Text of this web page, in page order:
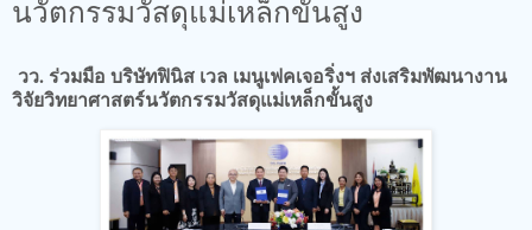
นวัตกรรมวัสดุแม่เหล็กขั้นสูง
วว. ร่วมมือ บริษัทฟินิส เวล เมนูเฟคเจอริ่งฯ ส่งเสริมพัฒนางาน
วิจัยวิทยาศาสตร์นวัตกรรมวัสดุแม่เหล็กขั้นสูง